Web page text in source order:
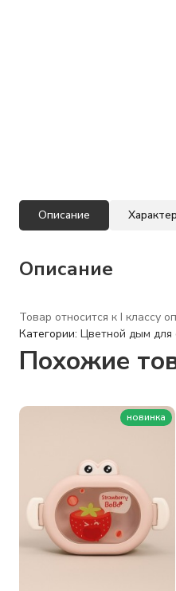
Описание
Описание
Товар относится к I классу
Категории: Цветной дым для
Похожие
новинка